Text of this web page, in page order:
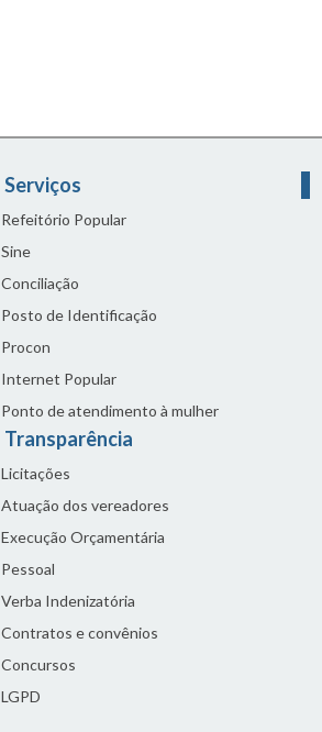
Serviços
Refeitório Popular
Sine
Conciliação
Posto de Identificação
Procon
Internet Popular
Ponto de atendimento à mulher
Transparência
Licitações
Atuação dos vereadores
Execução Orçamentária
Pessoal
Verba Indenizatória
Contratos e convênios
Concursos
LGPD